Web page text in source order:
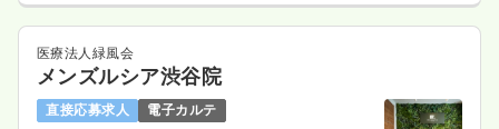
オペ室(手術室)
日勤のみ（常勤） 一時募集休止
医療法人緑風会
メンズルシア渋谷院
直接応募求人
電子カルテ